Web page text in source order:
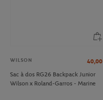
WILSON 40,00
Sac à dos RG26 Backpack Junior
Wilson x Roland-Garros - Marine